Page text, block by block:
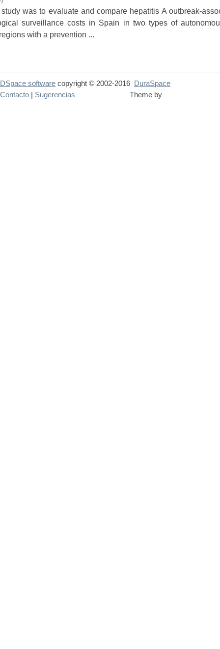
was to evaluate and compare hepatitis A outbreak-
surveillance costs in Spain in two types of
with a prevention ...
DSpace software copyright © 2002-2016
DuraSpace
Theme by
Contacto Sugerencias